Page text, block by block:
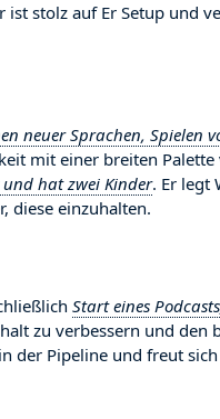
ist stolz auf Er Setup und
neuer Sprachen, Spielen
mit einer breiten
hat zwei Kinder. Er legt
diese einzuhalten.
Start eines
zu verbessern und den
der Pipeline und freut